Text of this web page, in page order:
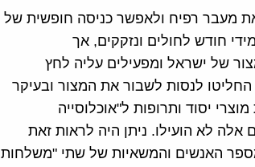
מעבר רפיח ולאפשר כניסה חופשית של
חודש לחולים ונזקקים, אך
של ישראל ומפעילים עליה לחץ
החליטו לנסות לשבור את המצור ובעיקר
יסוד ותרופות ל"אוכלוסייה
לא הועילו. ניתן היה לראות זאת
האנשים והמשאיות של שתי "משלחות